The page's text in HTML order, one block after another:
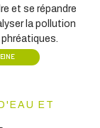
et se répandre
la pollution
ET